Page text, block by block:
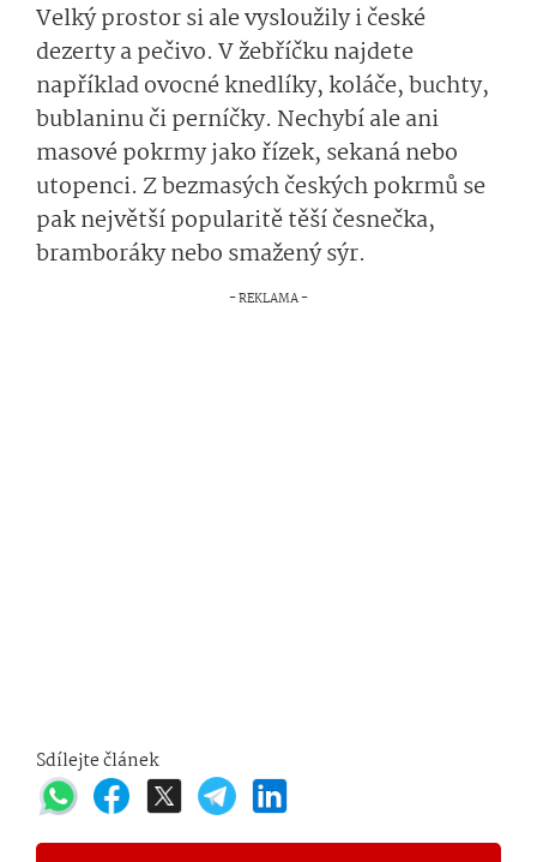
Velký prostor si ale vysloužily i české
dezerty a pečivo. V žebříčku najdete
například ovocné knedlíky, koláče, buchty,
bublaninu či perníčky. Nechybí ale ani
masové pokrmy jako řízek, sekaná nebo
utopenci. Z bezmasých českých pokrmů se
pak největší popularitě těší česnečka,
bramboráky nebo smažený sýr.
Sdílejte článek